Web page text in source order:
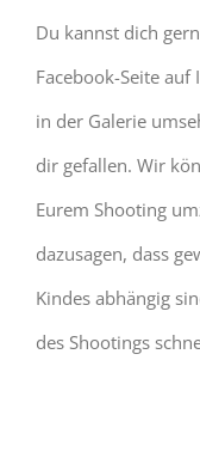
Du kannst dich
Facebook-Seite
in der Galerie
dir gefallen. Wir
Eurem Shooting
dazusagen, dass
Kindes abhängig
des Shootings